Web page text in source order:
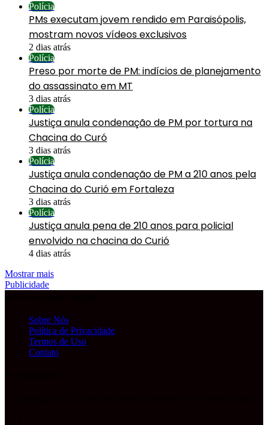
Polícia
PMs executam jovem rendido em Paraisópolis,
mostram novos vídeos exclusivos
2 dias atrás
Polícia
Preso por morte de PM: indícios de planejamento
do assassinato em MT
3 dias atrás
Polícia
Justiça anula condenação de PM por tortura na
Chacina do Curó
3 dias atrás
Polícia
Justiça anula condenação de PM a 210 anos pela
Chacina do Curió em Fortaleza
3 dias atrás
Polícia
Justiça anula pena de 210 anos para policial
envolvido na chacina do Curió
4 dias atrás
Mostrar mais
Publicidade
Sobre Nós
Política de Privacidade
Termos de Uso
Contato